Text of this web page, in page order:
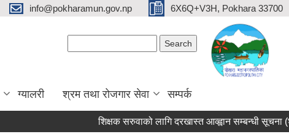
info@pokharamun.gov.np 6X6Q+V3H, Pokhara 33700
ग्यालरी श्रम तथा रोजगार सेवा सम्पर्क
शिक्षक सरुवाको लागि दरखास्त आव्ह्वान सम्बन्धी सूचना